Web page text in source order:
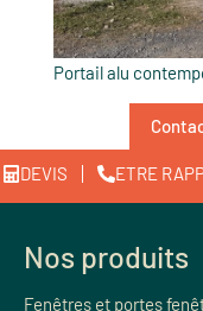
Portail alu
DEVIS ETRE
Nos produits
Fenêtres et portes